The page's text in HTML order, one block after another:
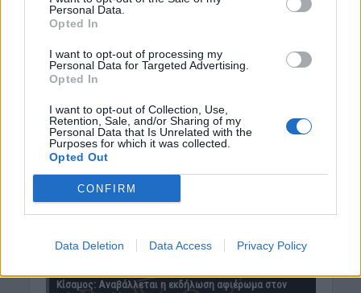
Personal Data.
Opted In
I want to opt-out of processing my
Personal Data for Targeted Advertising.
Opted In
I want to opt-out of Collection, Use,
Retention, Sale, and/or Sharing of my
Personal Data that Is Unrelated with the
Purposes for which it was collected.
Opted Out
CONFIRM
Data Deletion Data Access Privacy Policy